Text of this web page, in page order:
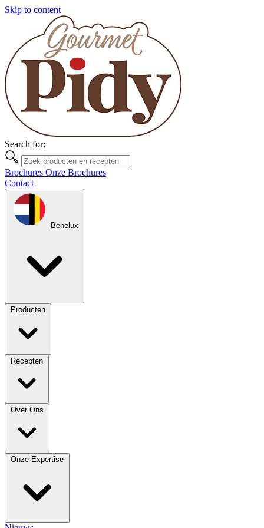
Skip to content
Search for:
Brochures Onze Brochures
Contact
Benelux
Producten
Recepten
Over Ons
Onze Expertise